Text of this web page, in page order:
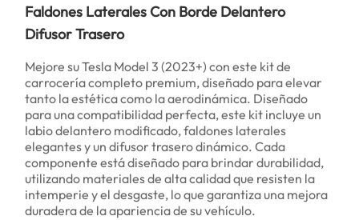
Faldones Laterales Con Borde Delantero
Difusor Trasero
Mejore su Tesla Model 3 (2023+) con este kit de
carrocería completo premium, diseñado para elevar
tanto la estética como la aerodinámica. Diseñado
para una compatibilidad perfecta, este kit incluye un
labio delantero modificado, faldones laterales
elegantes y un difusor trasero dinámico. Cada
componente está diseñado para brindar durabilidad,
utilizando materiales de alta calidad que resisten la
intemperie y el desgaste, lo que garantiza una mejora
duradera de la apariencia de su vehículo.